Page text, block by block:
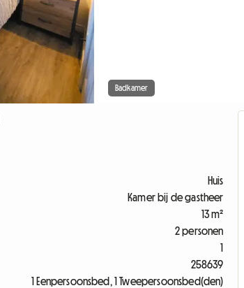
Badkamer
Huis
Kamer bij de gastheer
13 m²
2 personen
1
258639
1 Eenpersoonsbed, 1 Tweepersoonsbed(den)